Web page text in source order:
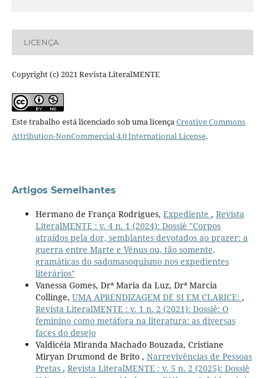
LICENÇA
Copyright (c) 2021 Revista LiteralMENTE
Este trabalho está licenciado sob uma licença Creative Commons
Attribution-NonCommercial 4.0 International License.
Artigos Semelhantes
Hermano de França Rodrigues, Expediente , Revista
LiteralMENTE : v. 4 n. 1 (2024): Dossiê "Corpos
atraídos pela dor, semblantes devotados ao prazer: a
guerra entre Marte e Vênus ou, tão somente,
gramáticas do sadomasoquismo nos expedientes
literários"
Vanessa Gomes, Drª Maria da Luz, Drª Marcia
Collinge, UMA APRENDIZAGEM DE SI EM CLARICE: ,
Revista LiteralMENTE : v. 1 n. 2 (2021): Dossiê: O
feminino como metáfora na literatura: as diversas
faces do desejo
Valdicéia Miranda Machado Bouzada, Cristiane
Miryan Drumond de Brito , Narrevivências de Pessoas
Pretas , Revista LiteralMENTE : v. 5 n. 2 (2025): Dossiê